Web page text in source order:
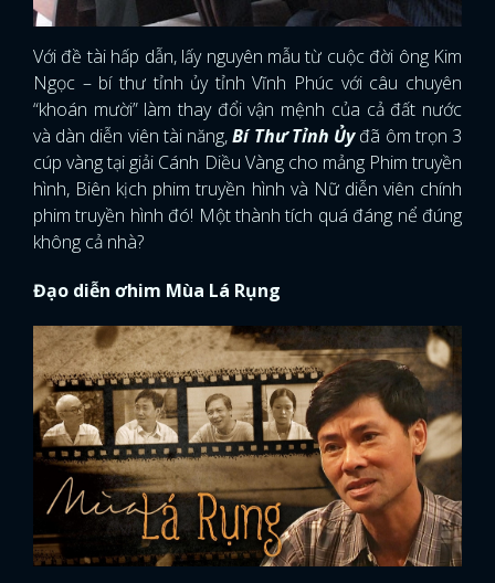
FACEBOOK
Với đề tài hấp dẫn, lấy nguyên mẫu từ cuộc đời ông Kim
Ngọc – bí thư tỉnh ủy tỉnh Vĩnh Phúc với câu chuyên
“khoán mười” làm thay đổi vận mệnh của cả đất nước
và dàn diễn viên tài năng,Bí Thư Tỉnh Ủyđã ôm trọn 3
cúp vàng tại giải Cánh Diều Vàng cho mảng Phim truyền
hình, Biên kịch phim truyền hình và Nữ diễn viên chính
phim truyền hình đó! Một thành tích quá đáng nể đúng
không cả nhà?
Đạo diễn ơhim Mùa Lá Rụng